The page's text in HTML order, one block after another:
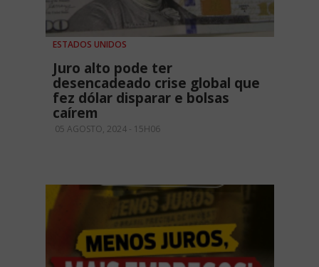
ESTADOS UNIDOS
Juro alto pode ter
desencadeado crise global que
fez dólar disparar e bolsas
caírem
05 AGOSTO, 2024 - 15H06